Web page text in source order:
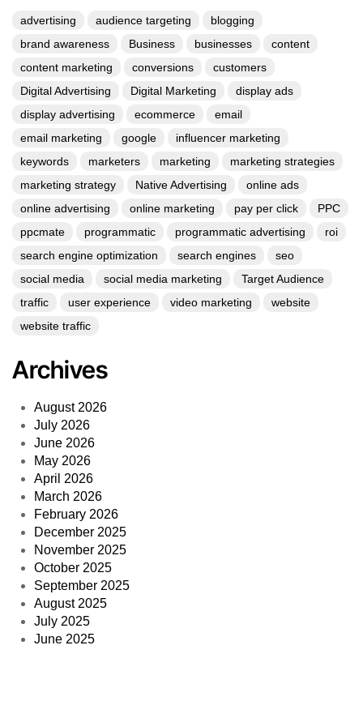
advertising audience targeting
blogging
brand awareness
Business businesses
content
content marketing
conversions
customers
Digital Advertising
Digital Marketing
display ads
display advertising
ecommerce
email
email marketing
google
influencer marketing
keywords
marketers marketing
marketing strategies
marketing strategy
Native Advertising
online ads
online advertising
online marketing pay per click
PPC
ppcmate
programmatic programmatic advertising
roi
search engine optimization
search engines
seo
social media
social media marketing
Target Audience
traffic
user experience video marketing
website
website traffic
Archives
August 2026
July 2026
June 2026
May 2026
April 2026
March 2026
February 2026
December 2025
November 2025
October 2025
September 2025
August 2025
July 2025
June 2025